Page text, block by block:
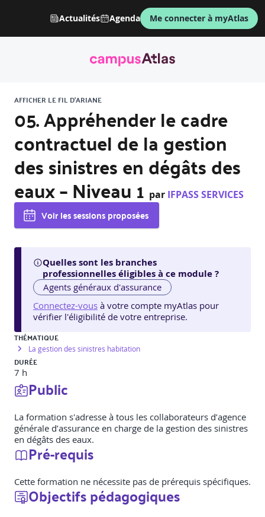
Actualités Agenda Me connecter à myAtlas
AFFICHER LE FIL D'ARIANE
05. Appréhender le cadre
contractuel de la gestion
des sinistres en dégâts des
eaux – Niveau 1 par IFPASS SERVICES
Voir les sessions proposées
Quelles sont les branches
professionnelles éligibles à ce module ?
Agents généraux d'assurance
Connectez-vous à votre compte myAtlas pour
vérifier l'éligibilité de votre entreprise.
THÉMATIQUE
La gestion des sinistres habitation
DURÉE
7 h
Public
La formation s'adresse à tous les collaborateurs d’agence
générale d’assurance en charge de la gestion des sinistres
en dégâts des eaux.
Pré-requis
Cette formation ne nécessite pas de prérequis spécifiques.
Objectifs pédagogiques